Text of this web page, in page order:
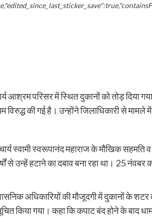
आश्रम परिसर में स्थित दुकानों को तोड़ दिया
की गई है। उन्होंने जिलाधिकारी से मामले में
स्वामी स्वरूपानंद महाराज के मौखिक सहमति
उन्हें हटाने का दबाव बना रहा था। 25 नंवबर
अधिकारियों की मौजूदगी में दुकानों के शटर
किया गया। कहा कि कपाट बंद होने के बाद धाम